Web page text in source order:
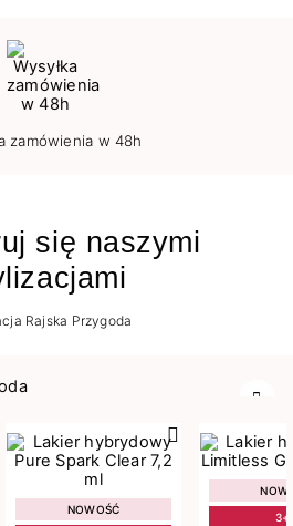
zamówienia w 48h
się naszymi
Rajska Przygoda
NOWOŚĆ